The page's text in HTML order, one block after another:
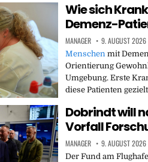
Wie sich
Demenz-
MANAGER 9. AUGUST 2026
Menschen mit
Orientierung
Umgebung. Erste
diese Patienten
Dobrindt will
Vorfall
MANAGER 9. AUGUST 2026
Der Fund am